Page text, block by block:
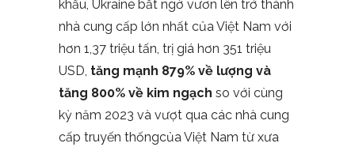
khẩu, Ukraine bất ngờ vươn lên trở thành
nhà cung cấp lớn nhất của Việt Nam với
hơn 1,37 triệu tấn, trị giá hơn 351 triệu
USD, tăng mạnh 879% về lượng và
tăng 800% về kim ngạch so với cùng
kỳ năm 2023 và vượt qua các nhà cung
cấp truyến thốngcủa Việt Nam từ xưa